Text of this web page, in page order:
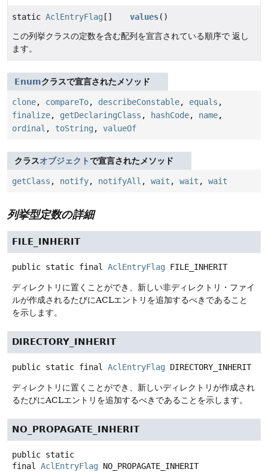
static AclEntryFlag [] values()
この列挙クラスの定数を含む配列を宣言されている順序で 返し
ます。
Enumクラスで宣言されたメソッド
clone, compareTo, describeConstable, equals ,
finalize, getDeclaringClass , hashCode, name,
ordinal , toString , valueOf
クラスオブジェクトで宣言されたメソッド
getClass , notify, notifyAll , wait , wait , wait
列挙型定数の詳細
FILE_INHERIT
public static final AclEntryFlag FILE_INHERIT
ディレクトリに置くことができ、新しい非ディレクトリ・ファイ
ルが作成されるたびにACLエントリを追加するべきであること
を示します。
DIRECTORY_INHERIT
public static final AclEntryFlag DIRECTORY_INHERIT
ディレクトリに置くことができ、新しいディレクトリが作成され
るたびにACLエントリを追加するべきであることを示します。
NO_PROPAGATE_INHERIT
public static
final AclEntryFlag NO_PROPAGATE_INHERIT